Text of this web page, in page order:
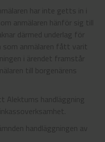
har inte getts in i
anmälaren hänför sig till
därmed underlag för
anmälaren fått varit
i ärendet framstår
till borgenärens
Alektums handläggning
handläggningen av